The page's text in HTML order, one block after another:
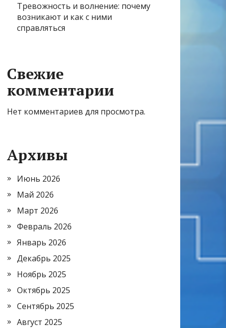
Тревожность и волнение: почему
возникают и как с ними
справляться
Свежие
комментарии
Нет комментариев для просмотра.
Архивы
Июнь 2026
Май 2026
Март 2026
Февраль 2026
Январь 2026
Декабрь 2025
Ноябрь 2025
Октябрь 2025
Сентябрь 2025
Август 2025